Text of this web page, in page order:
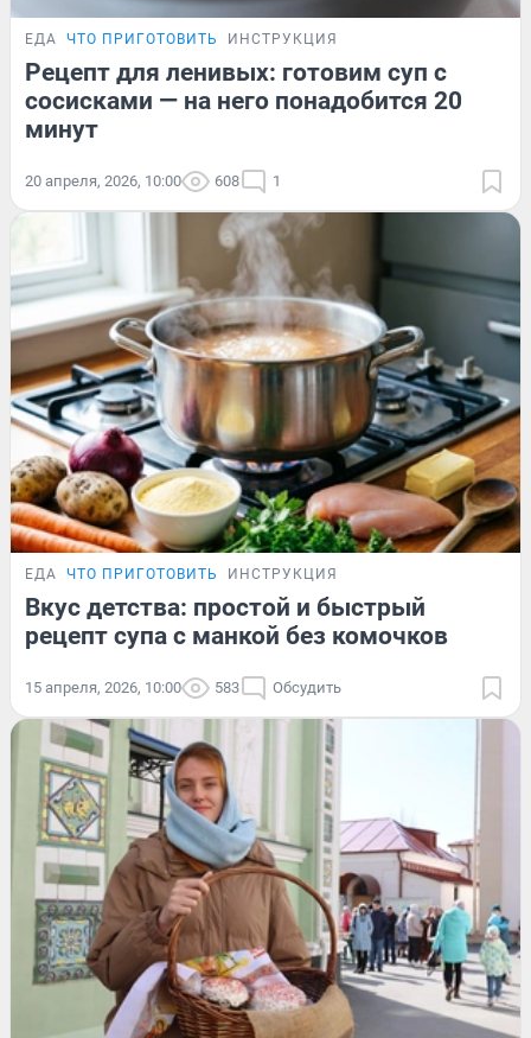
ЕДА ЧТО ПРИГОТОВИТЬ ИНСТРУКЦИЯ
Рецепт для ленивых: готовим суп с
сосисками — на него понадобится 20
минут
20 апреля, 2026, 10:00 608 1
ЕДА ЧТО ПРИГОТОВИТЬ ИНСТРУКЦИЯ
Вкус детства: простой и быстрый
рецепт супа с манкой без комочков
15 апреля, 2026, 10:00 583 Обсудить